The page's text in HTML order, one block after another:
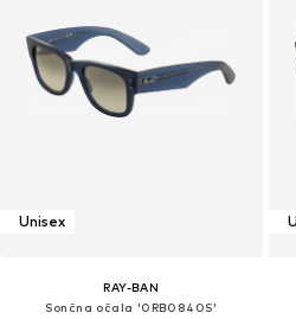
Unisex
RAY-BAN
Sončna očala '0RB0840S'